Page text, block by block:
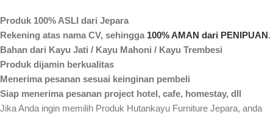
Produk 100% ASLI dari Jepara
Rekening atas nama CV, sehingga 100% AMAN dari PENIPUAN.
Bahan dari Kayu Jati / Kayu Mahoni / Kayu Trembesi
Produk dijamin berkualitas
Menerima pesanan sesuai keinginan pembeli
Siap menerima pesanan project hotel, cafe, homestay, dll
Jika Anda ingin memilih Produk Hutankayu Furniture Jepara, anda